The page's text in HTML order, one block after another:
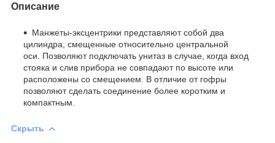
Описание
Манжеты-эксцентрики представляют собой два
цилиндра, смещенные относительно центральной
оси.
Позволяют подключать унитаз в случае, когда вход
стояка и слив прибора не совпадают по высоте или
расположены со смещением. В отличие от гофры
позволяют сделать соединение более коротким и
компактным.
Скрыть